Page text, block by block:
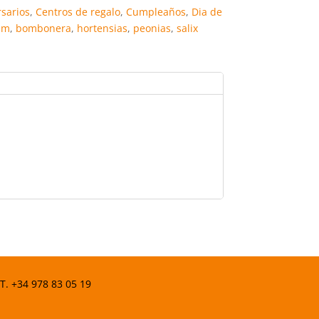
er
e
m
p
tir
, Centros de regalo, Cumpleaños, Dia de
, bombonera, hortensias, peonias, salix
+34 978 83 05 19